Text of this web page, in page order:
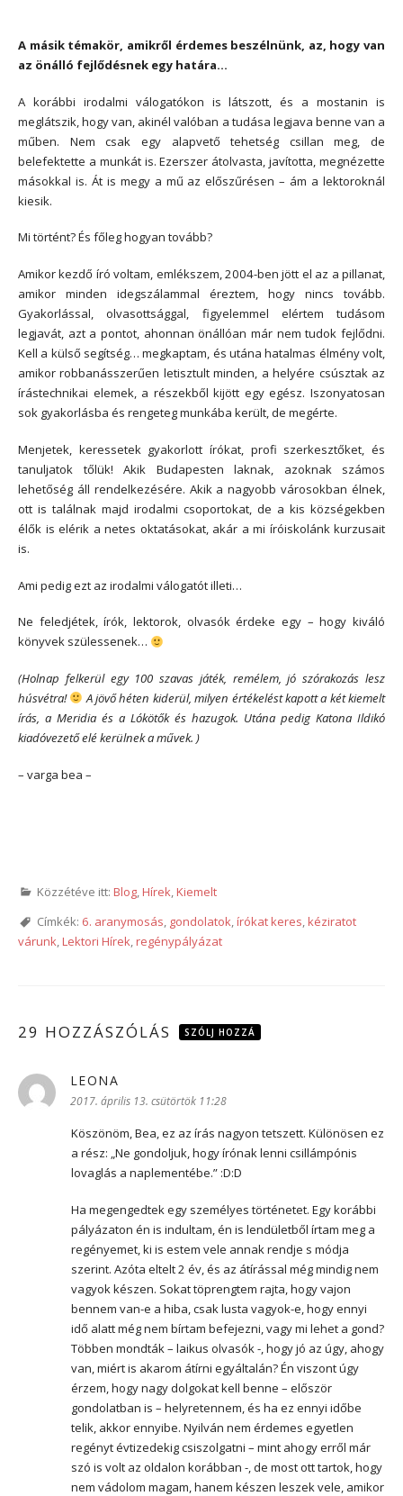
A másik témakör, amikről érdemes beszélnünk, az, hogy van
az önálló fejlődésnek egy határa…
A korábbi irodalmi válogatókon is látszott, és a mostanin is
meglátszik, hogy van, akinél valóban a tudása legjava benne van a
műben. Nem csak egy alapvető tehetség csillan meg, de
belefektette a munkát is. Ezerszer átolvasta, javította, megnézette
másokkal is. Át is megy a mű az előszűrésen – ám a lektoroknál
kiesik.
Mi történt? És főleg hogyan tovább?
Amikor kezdő író voltam, emlékszem, 2004-ben jött el az a pillanat,
amikor minden idegszálammal éreztem, hogy nincs tovább.
Gyakorlással, olvasottsággal, figyelemmel elértem tudásom
legjavát, azt a pontot, ahonnan önállóan már nem tudok fejlődni.
Kell a külső segítség… megkaptam, és utána hatalmas élmény volt,
amikor robbanásszerűen letisztult minden, a helyére csúsztak az
írástechnikai elemek, a részekből kijött egy egész. Iszonyatosan
sok gyakorlásba és rengeteg munkába került, de megérte.
Menjetek, keressetek gyakorlott írókat, profi szerkesztőket, és
tanuljatok tőlük! Akik Budapesten laknak, azoknak számos
lehetőség áll rendelkezésére. Akik a nagyobb városokban élnek,
ott is találnak majd irodalmi csoportokat, de a kis községekben
élők is elérik a netes oktatásokat, akár a mi íróiskolánk kurzusait
is.
Ami pedig ezt az irodalmi válogatót illeti…
Ne feledjétek, írók, lektorok, olvasók érdeke egy – hogy kiváló
könyvek szülessenek…
(Holnap felkerül egy 100 szavas játék, remélem, jó szórakozás lesz
húsvétra!
A jövő héten kiderül, milyen értékelést kapott a két kiemelt
írás, a Meridia és a Lókötők és hazugok. Utána pedig Katona Ildikó
kiadóvezető elé kerülnek a művek. )
– varga bea –
Közzétéve itt: Blog,Hírek,Kiemelt
Címkék: 6. aranymosás, gondolatok,írókat keres,kéziratot
várunk,Lektori Hírek,regénypályázat
29 HOZZÁSZÓLÁS SZÓLJ HOZZÁ
LEONA
2017. április 13. csütörtök 11:28
Köszönöm, Bea, ez az írás nagyon tetszett. Különösen ez
a rész: „Ne gondoljuk, hogy írónak lenni csillámpónis
lovaglás a naplementébe.” :D:D
Ha megengedtek egy személyes történetet. Egy korábbi
pályázaton én is indultam, én is lendületből írtam meg a
regényemet, ki is estem vele annak rendje s módja
szerint. Azóta eltelt 2 év, és az átírással még mindig nem
vagyok készen. Sokat töprengtem rajta, hogy vajon
bennem van-e a hiba, csak lusta vagyok-e, hogy ennyi
idő alatt még nem bírtam befejezni, vagy mi lehet a gond?
Többen mondták – laikus olvasók -, hogy jó az úgy, ahogy
van, miért is akarom átírni egyáltalán? Én viszont úgy
érzem, hogy nagy dolgokat kell benne – először
gondolatban is – helyretennem, és ha ez ennyi időbe
telik, akkor ennyibe. Nyilván nem érdemes egyetlen
regényt évtizedekig csiszolgatni – mint ahogy erről már
szó is volt az oldalon korábban -, de most ott tartok, hogy
nem vádolom magam, hanem készen leszek vele, amikor